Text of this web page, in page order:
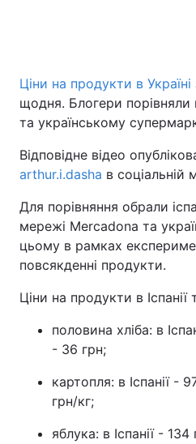
Ціни на продукти в Україні
щодня. Блогери порівняли
та українському
Відповідне відео
arthur.i.dasha в соціальній
Для порівняння обрали
мережі Mercadona та
цьому в рамках
повсякденні продукти.
Ціни на продукти в Іспанії
половина хліба: в
- 36 грн;
картопля: в Іспанії -
грн/кг;
яблука: в Іспанії -